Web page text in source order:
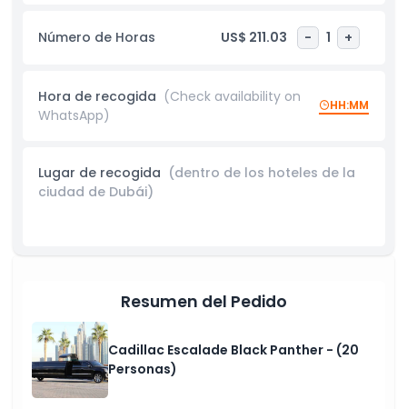
reservar un paseo en limusina de mínimo 1 hora, aunque 2
horas es lo ideal para explorar las principales atracciones y
aniversario y otras sorpresas personalizadas bajo petición.
Permita que nuestro equipo cree la experiencia de lujo
Aspectos Destacados
Política de Cancelación
Número de Horas US$ 211.03 - 1 +
Hora de recogida (Check availability on
WhatsApp)
HH:MM
Lugar de recogida (dentro de los hoteles de la
ciudad de Dubái)
Resumen del Pedido
Cadillac Escalade Black Panther - (20
Personas)